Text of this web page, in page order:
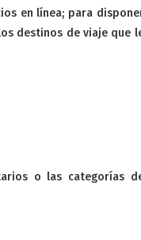
en línea; para
destinos de viaje que
o las categorías